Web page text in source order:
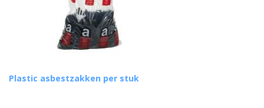
Plastic asbestzakken per stuk